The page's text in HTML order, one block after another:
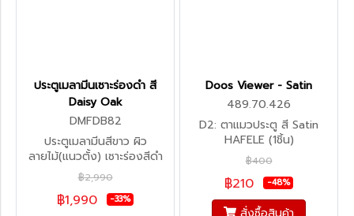
ประตูเมลามีนเซาะร่องดำ สี
Daisy Oak
DMFDB82
ประตูเมลามีนสีขาว ผิว
ลายไม้(แนวตั้ง) เซาะร่องสีดำ
(สั่งผลิต)
฿2,990
฿1,990 -33%
Doos Viewer - Satin
489.70.426
D2: ตาแมวประตู สี Satin
HAFELE (1ชิ้น)
฿400
฿210 -48%